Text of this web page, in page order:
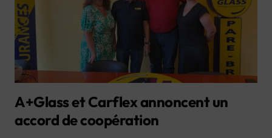
A+Glass et Carflex annoncent un
accord de coopération